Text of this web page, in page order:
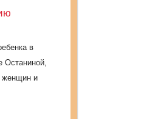
в
Останиной,
женщин и